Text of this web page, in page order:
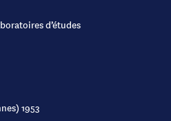
d’études
1953